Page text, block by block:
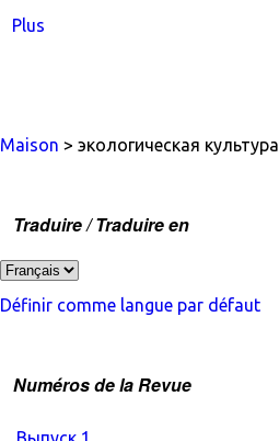
Plus
Maison > экологическая культура
Traduire / Traduire en
Définir comme langue par défaut
Numéros de la Revue